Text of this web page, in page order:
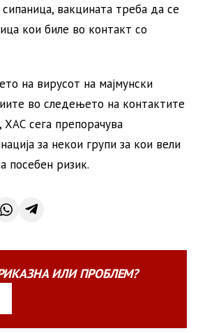
сипаница, вакцината треба да се
кои биле во контакт со
на вирусот на мајмунски
во следењето на контактите
ХАС сега препорачува
за некои групи за кои вели
посебен ризик.
ИЛИПРОБЛЕМ?